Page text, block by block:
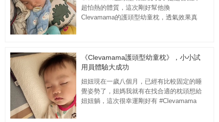
超怕熱的體質，這次剛好幫他換
Clevamama的護頭型幼童枕，透氣效果真
《Clevamama護頭型幼童枕》，小小試
用員體驗大成功
妞妞現在一歲八個月，已經有比較固定的睡
覺姿勢了，妞媽我就有在找合適的枕頭想給
妞妞躺，這次很幸運剛好有 #Clevamama